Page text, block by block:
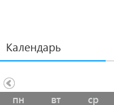
Календарь
пн вт ср